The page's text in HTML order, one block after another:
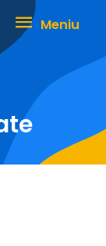
Meniu
Meniu